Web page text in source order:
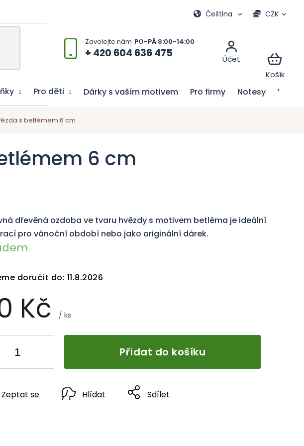
+ 420 604 636 475
CZK
Čeština
Pro děti Dárky s vaším motivem Pro firmy Notesy
s betlémem 6 cm
6 cm
Kč / ks
doručit do: 11.8.2026
Přidat do košíku
dřevěná ozdoba ve tvaru hvězdy s motivem betléma je ideální
pro vánoční období nebo jako originální dárek.
Zeptat se Hlídat Sdílet